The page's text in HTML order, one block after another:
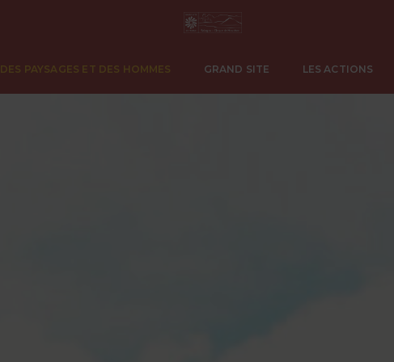
DES PAYSAGES ET DES HOMMES GRAND SITE LES ACTIONS